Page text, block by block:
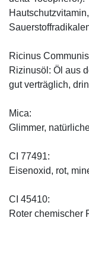
Ricinus
Rizinusöl: Öl aus
gut verträglich,
Mica:
Glimmer,
CI 77491:
Eisenoxid, rot,
CI 45410:
Roter chemischer